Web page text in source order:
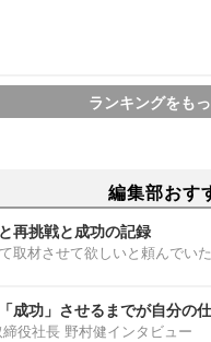
ランキングをも
編集部おす
再挑戦と成功の記録
取材させて欲しいと頼んでい
成功」させるまでが自分の
役社長 野村健インタビュー